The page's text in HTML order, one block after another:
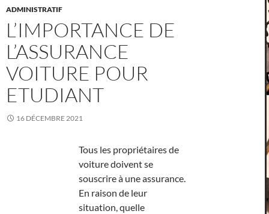
ADMINISTRATIF
L’IMPORTANCE DE
L’ASSURANCE
VOITURE POUR
ETUDIANT
16 DÉCEMBRE 2021
Tous les propriétaires de
voiture doivent se
souscrire à une assurance.
En raison de leur
situation, quelle